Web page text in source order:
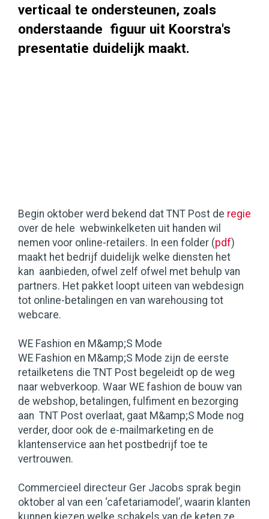
verticaal te ondersteunen, zoals
onderstaande figuur uit Koorstra's
presentatie duidelijk maakt.
Begin oktober werd bekend dat TNT Post de regie
over de hele webwinkelketen uit handen wil
nemen voor online-retailers. In een folder (pdf)
maakt het bedrijf duidelijk welke diensten het
kan aanbieden, ofwel zelf ofwel met behulp van
partners. Het pakket loopt uiteen van webdesign
tot online-betalingen en van warehousing tot
webcare.
WE Fashion en M&amp;S Mode
WE Fashion en M&amp;S Mode zijn de eerste
retailketens die TNT Post begeleidt op de weg
naar webverkoop. Waar WE fashion de bouw van
de webshop, betalingen, fulfiment en bezorging
aan TNT Post overlaat, gaat M&amp;S Mode nog
verder, door ook de e-mailmarketing en de
klantenservice aan het postbedrijf toe te
vertrouwen.
Commercieel directeur Ger Jacobs sprak begin
oktober al van een ‘cafetariamodel’, waarin klanten